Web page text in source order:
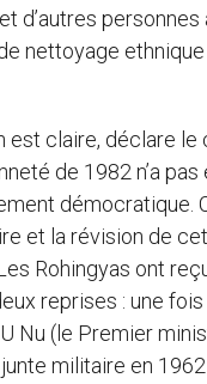
d’autres
nettoyage
est claire, déclare le
de 1982 n’a
démocratique.
et la révision de
Rohingyas ont
reprises : une
Nu (le Premier
militaire en